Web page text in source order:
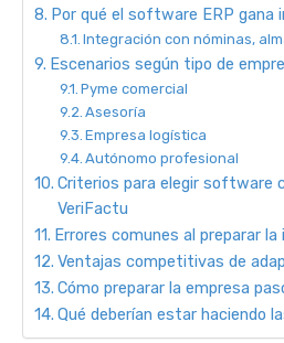
Por qué el software ERP gana
Integración con nóminas,
Escenarios según tipo de
Pyme comercial
Asesoría
Empresa logística
Autónomo profesional
Criterios para elegir software
VeriFactu
Errores comunes al preparar
Ventajas competitivas de
Cómo preparar la empresa
Qué deberían estar haciendo